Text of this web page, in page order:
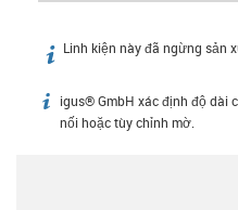
igus-icon-info
Linh kiện này đã ngừng sản
igus-icon-info
igus® GmbH xác định độ dài
nối hoặc tùy chỉnh mờ.